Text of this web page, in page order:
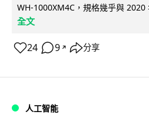
WH-1000XM4C，規格幾乎與 2020
全文
24 9 ↗ 分享
人工智能